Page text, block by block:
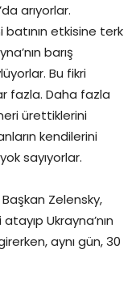
arıyorlar.
batının etkisine terk
barış
Bu fikri
fazla. Daha fazla
ürettiklerini
kendilerini
sayıyorlar.
Zelensky,
Ukrayna’nın
aynı gün, 30